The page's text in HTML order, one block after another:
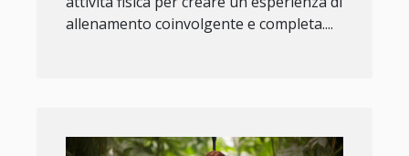
allenamento coinvolgente e completa....